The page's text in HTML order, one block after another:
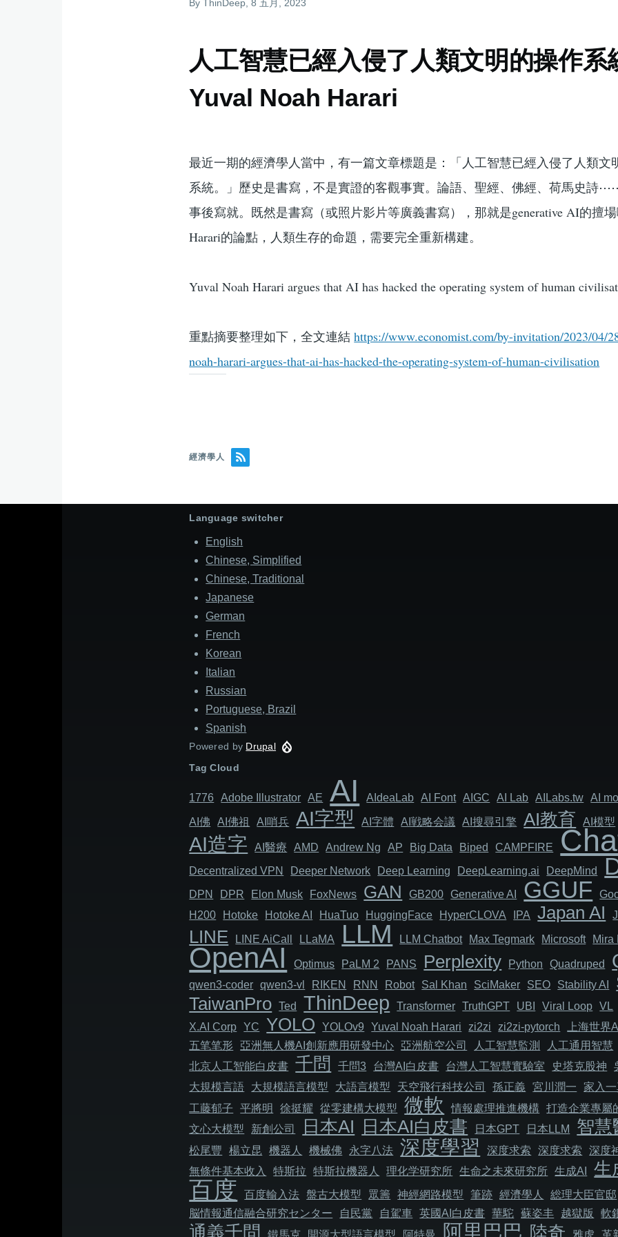
By ThinDeep , 8 五月, 2023
人工智慧已經入侵了人類文明的操作系
Yuval Noah Harari
最近一期的經濟學人當中，有一篇文章標題是：「人工智慧已經入侵了人類文
系統。」歷史是書寫，不是實證的客觀事實。論語、聖經、佛經、荷馬史詩
事後寫就。既然是書寫（或照片影片等廣義書寫），那就是generative AI的擅
Harari的論點，人類生存的命題，需要完全重新構建。
Yuval Noah Harari argues that AI has hacked the operating system of human
重點摘要整理如下，全文連結https://www.economist.com/by-invitation/2023/04/
noah-harari-argues-that-ai-has-hacked-the-operating-system-of-human-civilisation
經濟學人
Language switcher
English
Chinese, Simplified
Chinese, Traditional
Japanese
German
French
Korean
Italian
Russian
Portuguese, Brazil
Spanish
Powered by Drupal
Tag Cloud
1776 Adob​​e Illustrator AE AI AIdeaLab AI Font AIGC AI Lab AILabs.tw AI
AI佛 AI佛祖 AI哨兵 AI字型 AI字體 AI戦略会議 AI搜尋引擎 AI教育 AI模型
AI造字 AI醫療 AMD Andrew Ng AP Big Data Biped CAMPFIRE
Decentralized VPN
Deeper Network Deep Learning DeepLearning.ai DeepMind
DPN
DPR Elon Musk FoxNews GAN GB200 Generative AI GGUF
H200
Hotoke Hotoke AI HuaTuo HuggingFace HyperCLOVA IPA Japan AI
LINE LINE AiCall LLaMA LLM LLM Chatbot Max Tegmark Microsoft Mira
OpenAI Optimus PaLM 2 PANS Perplexity Python Quadruped
qwen3-coder qwen3-vl RIKEN RNN Robot Sal Khan SciMaker SEO Stability AI
TaiwanPro Ted ThinDeep Transformer TruthGPT UBI Viral Loop VL
X.AI Corp
YC YOLO YOLOv9 Yuval Noah Harari zi2zi zi2zi-pytorch 上海世界
五笔笔形
亞洲無人機AI創新應用研發中心 亞洲航空公司 人工智慧監測 人工通用智慧
北京人工智能白皮書
千問 千問3 台灣AI白皮書 台灣人工智慧實驗室 史塔克股神
大規模言語
大規模語言模型 大語言模型 天空飛行科技公司 孫正義 宮川潤一 家入
工藤郁子
平將明 徐挺耀 從零建構大模型 微軟 情報處理推進機構 打造企業專屬
文心大模型
新創公司 日本AI 日本AI白皮書 日本GPT 日本LLM 智慧
松尾豐
楊立昆 機器人 機械佛 永字八法 深度學習 深度求索 深度求索 深度
無條件基本收入
特斯拉 特斯拉機器人 理化学研究所 生命之未來研究所 生成AI 生
百度 百度輸入法 盤古大模型 眾籌 神經網路模型 筆跡 經濟學人 総理大臣官邸
脳情報通信融合研究センター
自民黨 自駕車 英國AI白皮書 華駝 蘇姿丰 越獄版 軟
通義千問 阿里巴巴 陸奇